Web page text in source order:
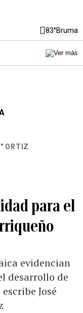
83°Bruma
ORTIZ
para el
evidencian
desarrollo de
José